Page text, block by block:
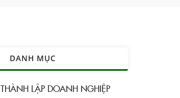
DANH MỤC
THÀNH LẬP DOANH NGHIỆP